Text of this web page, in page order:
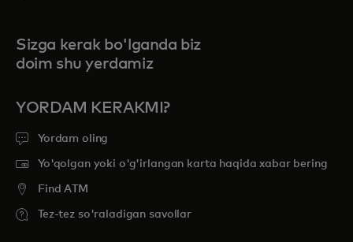
Sizga kerak bo'lganda biz
doim shu yerdamiz
YORDAM KERAKMI?
Yordam oling
Yo'qolgan yoki o'g'irlangan karta haqida xabar bering
Find ATM
Tez-tez so'raladigan savollar